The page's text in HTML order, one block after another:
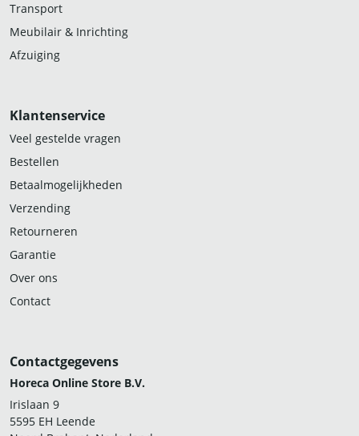
Transport
Meubilair & Inrichting
Afzuiging
Klantenservice
Veel gestelde vragen
Bestellen
Betaalmogelijkheden
Verzending
Retourneren
Garantie
Over ons
Contact
Contactgegevens
Horeca Online Store B.V.
Irislaan 9
5595 EH Leende